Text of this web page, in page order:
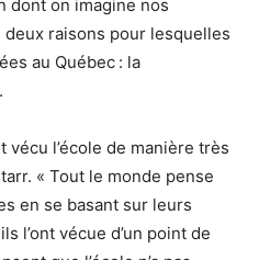
dont on imagine nos
raisons pour lesquelles
au Québec : la
vécu l’école de manière très
« Tout le monde pense
en se basant sur leurs
l’ont vécue d’un point de